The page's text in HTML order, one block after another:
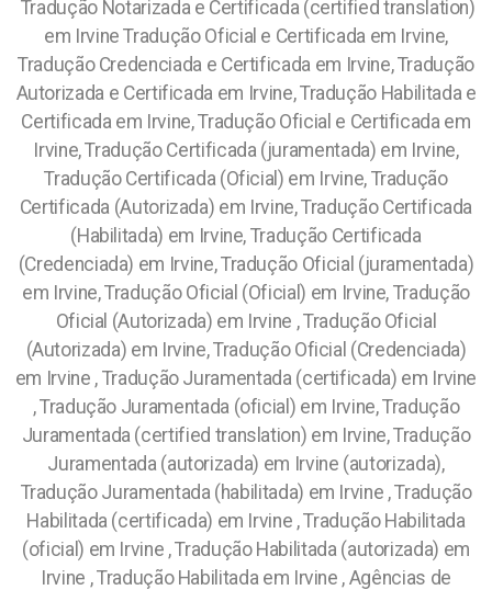
Tradução Notarizada e Certificada (certified translation)
em Irvine Tradução Oficial e Certificada em Irvine,
Tradução Credenciada e Certificada em Irvine, Tradução
Autorizada e Certificada em Irvine, Tradução Habilitada e
Certificada em Irvine, Tradução Oficial e Certificada em
Irvine, Tradução Certificada (juramentada) em Irvine,
Tradução Certificada (Oficial) em Irvine, Tradução
Certificada (Autorizada) em Irvine, Tradução Certificada
(Habilitada) em Irvine, Tradução Certificada
(Credenciada) em Irvine, Tradução Oficial (juramentada)
em Irvine, Tradução Oficial (Oficial) em Irvine, Tradução
Oficial (Autorizada) em Irvine , Tradução Oficial
(Autorizada) em Irvine, Tradução Oficial (Credenciada)
em Irvine , Tradução Juramentada (certificada) em Irvine
, Tradução Juramentada (oficial) em Irvine, Tradução
Juramentada (certified translation) em Irvine, Tradução
Juramentada (autorizada) em Irvine (autorizada),
Tradução Juramentada (habilitada) em Irvine , Tradução
Habilitada (certificada) em Irvine , Tradução Habilitada
(oficial) em Irvine , Tradução Habilitada (autorizada) em
Irvine , Tradução Habilitada em Irvine , Agências de